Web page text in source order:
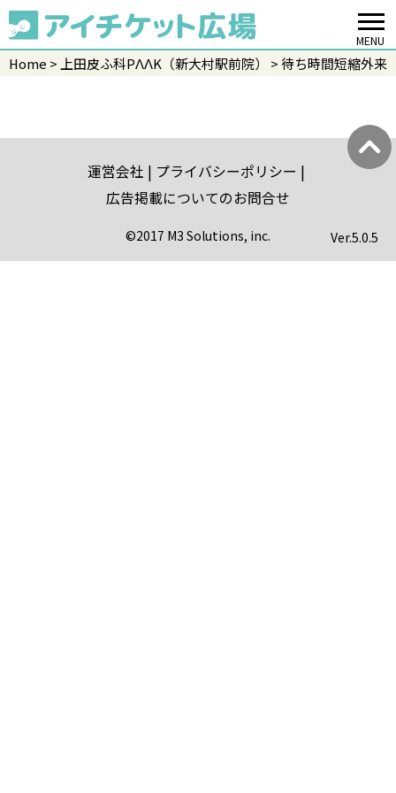
MENU
Home 上田皮ふ科PΛΛK（新大村駅前院） 待ち時間短縮外来
運営会社
プライバシーポリシー
広告掲載についてのお問合せ
©2017 M3 Solutions, inc. Ver.5.0.5